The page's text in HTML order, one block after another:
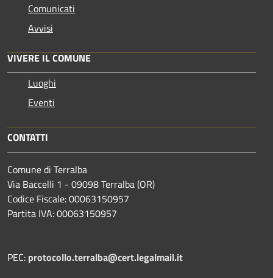
Comunicati
Avvisi
VIVERE IL COMUNE
Luoghi
Eventi
CONTATTI
Comune di Terralba
Via Baccelli 1 - 09098 Terralba (OR)
Codice Fiscale: 00063150957
Partita IVA: 00063150957
PEC: protocollo.terralba@cert.legalmail.it